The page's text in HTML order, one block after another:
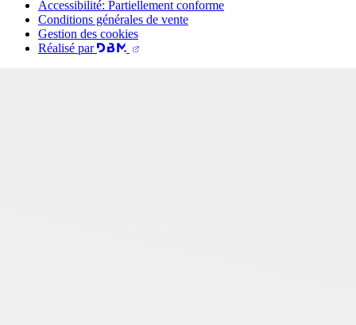
Accessibilité: Partiellement conforme
Conditions générales de vente
Gestion des cookies
Réalisé par